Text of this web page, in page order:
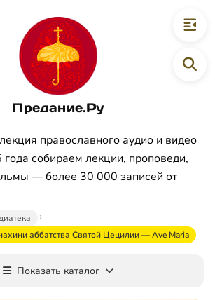
Предание.Ру
православного аудио и видео
собираем лекции, проповеди,
— более 30 000 записей от
аббатства Святой Цецилии — Ave Maria
Показать каталог